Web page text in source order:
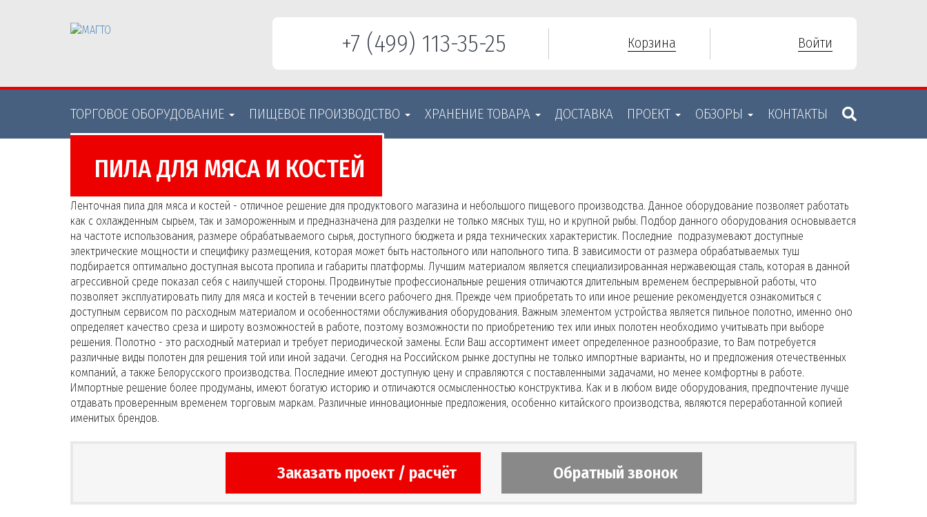
+7 (499) 113-35-25 Корзина Войти
ТОРГОВОЕ ОБОРУДОВАНИE ПИЩЕВОЕ ПРОИЗВОДСТВО ХРАНЕНИЕ ТОВАРА ДОСТАВКА ПРОЕКТ ОБЗОРЫ КОНТАКТЫ
ПИЛА ДЛЯ МЯСА И КОСТЕЙ
Ленточная пила для мяса и костей - отличное решение для продуктового магазина и небольшого пищевого производства. Данное оборудование позволяет работать
как с охлажденным сырьем, так и замороженным и предназначена для разделки не только мясных туш, но и крупной рыбы. Подбор данного оборудования основывается
на частоте использования, размере обрабатываемого сырья, доступного бюджета и ряда технических характеристик. Последние подразумевают доступные
электрические мощности и специфику размещения, которая может быть настольного или напольного типа. В зависимости от размера обрабатываемых туш
подбирается оптимально доступная высота пропила и габариты платформы. Лучшим материалом является специализированная нержавеющая сталь, которая в данной
агрессивной среде показал себя с наилучшей стороны. Продвинутые профессиональные решения отличаются длительным временем беспрерывной работы, что
позволяет эксплуатировать пилу для мяса и костей в течении всего рабочего дня. Прежде чем приобретать то или иное решение рекомендуется ознакомиться с
доступным сервисом по расходным материалом и особенностями обслуживания оборудования. Важным элементом устройства является пильное полотно, именно оно
определяет качество среза и широту возможностей в работе, поэтому возможности по приобретению тех или иных полотен необходимо учитывать при выборе
решения. Полотно - это расходный материал и требует периодической замены. Если Ваш ассортимент имеет определенное разнообразие, то Вам потребуется
различные виды полотен для решения той или иной задачи. Сегодня на Российском рынке доступны не только импортные варианты, но и предложения отечественных
компаний, а также Белорусского производства. Последние имеют доступную цену и справляются с поставленными задачами, но менее комфортны в работе.
Импортные решение более продуманы, имеют богатую историю и отличаются осмысленностью конструктива. Как и в любом виде оборудования, предпочтение лучше
отдавать проверенным временем торговым маркам. Различные инновационные предложения, особенно китайского производства, являются переработанной копией
именитых брендов.
Заказать проект / расчёт Обратный звонок